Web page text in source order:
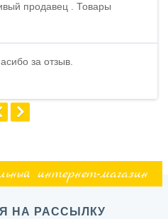
продавец . Товары
за отзыв.
интернет-магазин
НА РАССЫЛКУ